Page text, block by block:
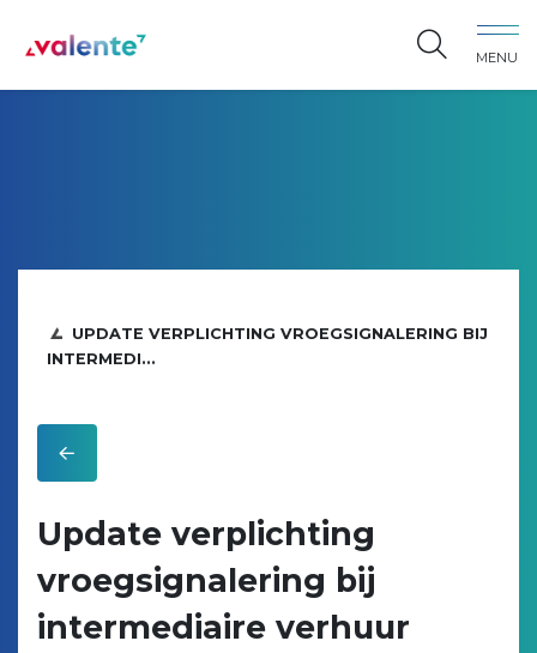
MENU
UPDATE VERPLICHTING VROEGSIGNALERING BIJ
INTERMEDI...
Update verplichting
vroegsignalering bij
intermediaire verhuur